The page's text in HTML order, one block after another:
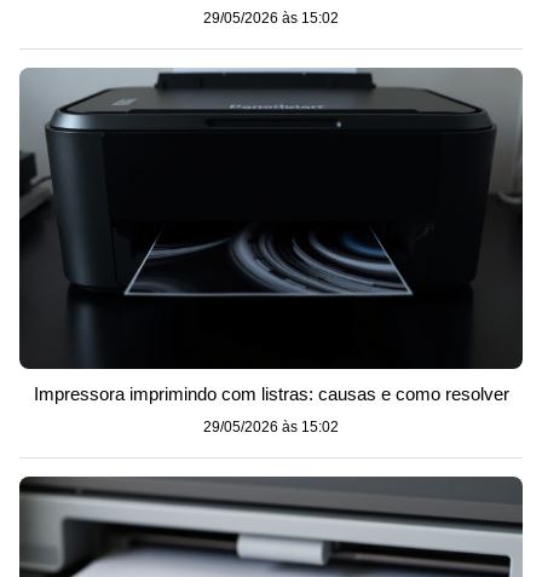
29/05/2026 às 15:02
Impressora imprimindo com listras: causas e como resolver
29/05/2026 às 15:02